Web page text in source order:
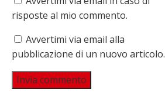
risposte al mio commento.
Avvertimi via email alla
pubblicazione di un nuovo articolo.